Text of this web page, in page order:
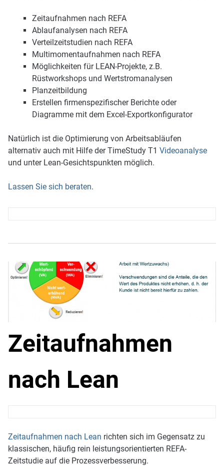
Zeitaufnahmen nach REFA
Ablaufanalysen nach REFA
Verteilzeitstudien nach REFA
Multimomentaufnahmen nach REFA
Möglichkeiten für LEAN-Projekte, z.B.
Rüstworkshops und Wertstromanalysen
Planzeitbildung
Erstellen firmenspezifischer Berichte oder
Diagramme mit dem Excel-Exportkonfigurator
Natürlich ist die Optimierung von Arbeitsabläufen
alternativ auch mit Hilfe der TimeStudy T1 Videoanalyse
und unter Lean-Gesichtspunkten möglich.
Lassen Sie sich beraten.
Zeitaufnahmen
nach Lean
Zeitaufnahmen nach Lean richten sich im Gegensatz zu
klassischen, häufig rein leistungsorientierten REFA-
Zeitstudie auf die Prozessverbesserung.